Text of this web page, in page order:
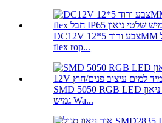
DC12V צבע ורוד 5*12MM סיליקה ג'ל led ניאון
flex rop...
SMD 5050 RGB LED רצועת אור ניאון DC 12V
גמיש Wa...